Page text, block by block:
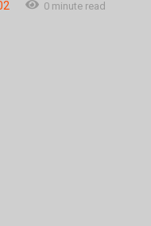
0 minute read